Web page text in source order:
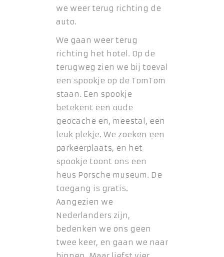
we weer terug richting de
auto.
We gaan weer terug
richting het hotel. Op de
terugweg zien we bij toeval
een spookje op de TomTom
staan. Een spookje
betekent een oude
geocache en, meestal, een
leuk plekje. We zoeken een
parkeerplaats, en het
spookje toont ons een
heus Porsche museum. De
toegang is gratis.
Aangezien we
Nederlanders zijn,
bedenken we ons geen
twee keer, en gaan we naar